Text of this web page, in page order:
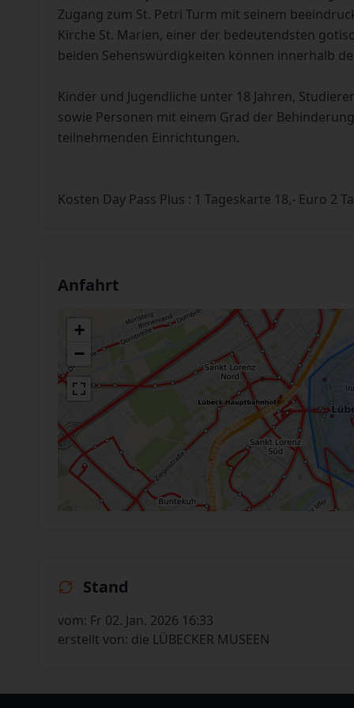
Zugang zum St. Petri Turm mit seinem
Kirche St. Marien, einer der bedeutendsten
beiden Sehenswürdigkeiten können innerhalb
Kinder und Jugendliche unter 18 Jahren,
sowie Personen mit einem Grad der
teilnehmenden Einrichtungen.
Kosten Day Pass Plus : 1 Tageskarte 18,- Euro 2
Anfahrt
+
−
Stand
vom: Fr 02. Jan. 2026 16:33
erstellt von: die LÜBECKER MUSEEN